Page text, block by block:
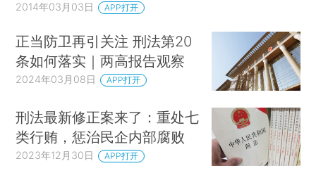
2014年03月03日 APP打开
正当防卫再引关注 刑法第20
条如何落实｜两高报告观察
2024年03月08日 APP打开
刑法最新修正案来了：重处七
类行贿，惩治民企内部腐败
2023年12月30日 APP打开